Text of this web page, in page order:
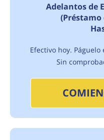
Adelantos de
(Préstamo
Efectivo hoy.
Sin